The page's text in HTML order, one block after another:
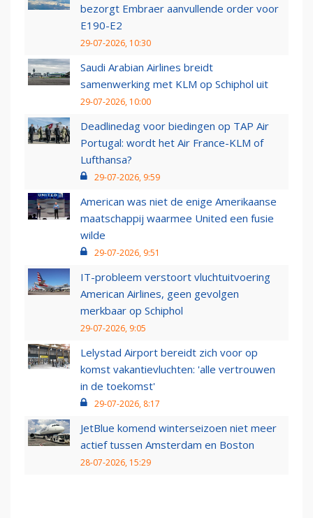
bezorgt Embraer aanvullende order voor
E190-E2
29-07-2026, 10:30
Saudi Arabian Airlines breidt
samenwerking met KLM op Schiphol uit
29-07-2026, 10:00
Deadlinedag voor biedingen op TAP Air
Portugal: wordt het Air France-KLM of
Lufthansa?
29-07-2026, 9:59
American was niet de enige Amerikaanse
maatschappij waarmee United een fusie
wilde
29-07-2026, 9:51
IT-probleem verstoort vluchtuitvoering
American Airlines, geen gevolgen
merkbaar op Schiphol
29-07-2026, 9:05
Lelystad Airport bereidt zich voor op
komst vakantievluchten: 'alle vertrouwen
in de toekomst'
29-07-2026, 8:17
JetBlue komend winterseizoen niet meer
actief tussen Amsterdam en Boston
28-07-2026, 15:29